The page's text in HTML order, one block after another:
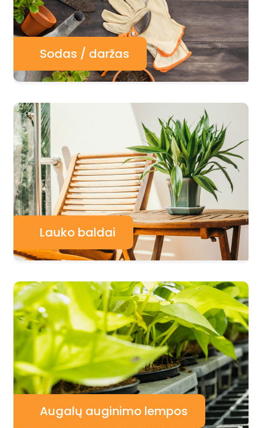
Sodas / daržas
Lauko baldai
Augalų auginimo lempos